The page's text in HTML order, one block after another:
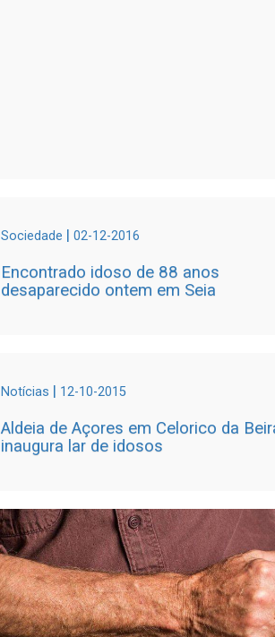
Sociedade | 02-12-2016
Encontrado idoso de 88 anos
desaparecido ontem em Seia
Notícias | 12-10-2015
Aldeia de Açores em Celorico da
inaugura lar de idosos